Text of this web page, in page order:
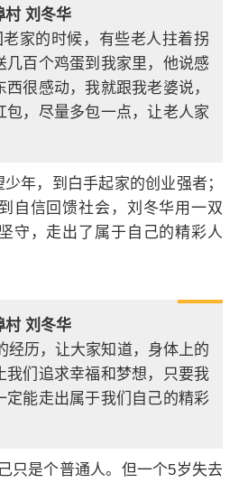
村 刘冬华
家的时候，有些老人拄着拐
几百个鸡蛋到我家里，他说感
很感动，我就跟我老婆说，
包，尽量多包一点，让老人家
年，到白手起家的创业强者；
自信回馈社会，刘冬华用一双
守，走出了属于自己的精彩人
村 刘冬华
历，让大家知道，身体上的
我们追求幸福和梦想，只要我
定能走出属于我们自己的精彩
只是个普通人。但一个5岁失去